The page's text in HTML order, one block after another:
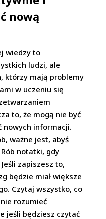
nową
wiedzy to
ludzi, ale
którzy mają problemy
w uczeniu się
to, że mogą nie być
nowych informacji.
ważne jest, abyś
notatki, gdy
zapiszesz to,
będzie miał większe
Czytaj wszystko, co
rozumieć
jeśli będziesz czytać